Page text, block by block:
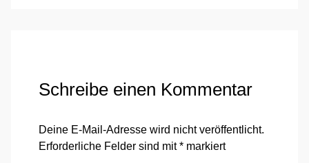
Schreibe einen Kommentar
Deine E-Mail-Adresse wird nicht veröffentlicht.
Erforderliche Felder sind mit* markiert